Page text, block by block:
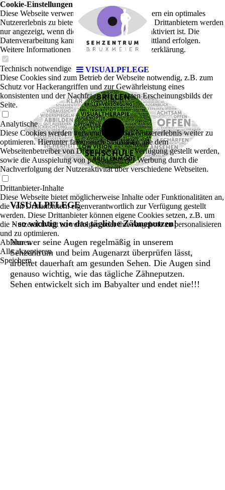
VISUALPFLEGE
VISUALPFLEGE
- so wichtig wie das tägliche Zähneputzen!
Nur wer seine Augen regelmäßig in unserem
Sehzentrum und beim Augenarzt überprüfen lässt,
arbeitet dauerhaft am gesunden Sehen. Die Augen sind
genauso wichtig, wie das tägliche Zähneputzen.
Sehen entwickelt sich im Babyalter und endet nie!!!
Cookie-Einstellungen
Diese Webseite verwendet Cookies, um Besuchern ein optimales
Nutzererlebnis zu bieten. Bestimmte Inhalte von Drittanbietern werden
nur angezeigt, wenn die entsprechende Option aktiviert ist. Die
Datenverarbeitung kann dann auch in einem Drittland erfolgen.
Weitere Informationen hierzu in der Datenschutzerklärung.
Technisch notwendige
Diese Cookies sind zum Betrieb der Webseite notwendig, z.B. zum
Schutz vor Hackerangriffen und zur Gewährleistung eines
konsistenten und der Nachfrage angepassten Erscheinungsbilds der
Seite.
Analytische
Diese Cookies werden verwendet, um das Nutzererlebnis weiter zu
optimieren. Hierunter fallen auch Statistiken, die dem
Webseitenbetreiber von Drittanbietern zur Verfügung gestellt werden,
sowie die Ausspielung von personalisierter Werbung durch die
Nachverfolgung der Nutzeraktivität über verschiedene Webseiten.
Drittanbieter-Inhalte
Diese Webseite bietet möglicherweise Inhalte oder Funktionalitäten an,
die von Drittanbietern eigenverantwortlich zur Verfügung gestellt
werden. Diese Drittanbieter können eigene Cookies setzen, z.B. um
die Nutzeraktivität zu verfolgen oder ihre Angebote zu personalisieren
und zu optimieren.
Ablehnen
Alle akzeptieren
Speichern